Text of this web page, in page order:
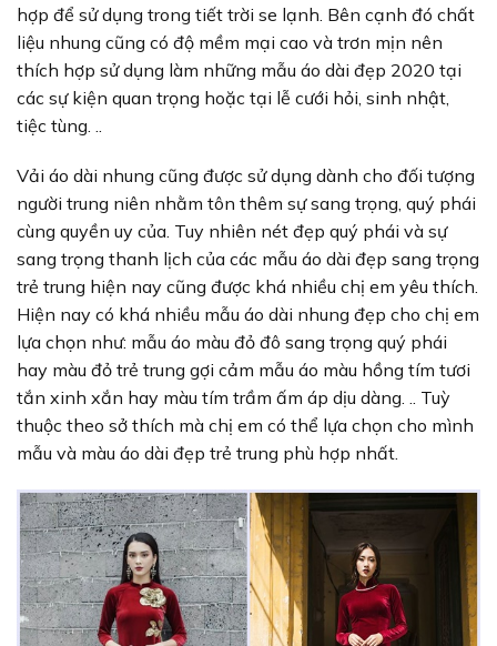
hợp để sử dụng trong tiết trời se lạnh. Bên cạnh đó chất
liệu nhung cũng có độ mềm mại cao và trơn mịn nên
thích hợp sử dụng làm những mẫu áo dài đẹp 2020 tại
các sự kiện quan trọng hoặc tại lễ cưới hỏi, sinh nhật,
tiệc tùng. ..
Vải áo dài nhung cũng được sử dụng dành cho đối tượng
người trung niên nhằm tôn thêm sự sang trọng, quý phái
cùng quyền uy của. Tuy nhiên nét đẹp quý phái và sự
sang trọng thanh lịch của các mẫu áo dài đẹp sang trọng
trẻ trung hiện nay cũng được khá nhiều chị em yêu thích.
Hiện nay có khá nhiều mẫu áo dài nhung đẹp cho chị em
lựa chọn như: mẫu áo màu đỏ đô sang trọng quý phái
hay màu đỏ trẻ trung gợi cảm mẫu áo màu hồng tím tươi
tắn xinh xắn hay màu tím trầm ấm áp dịu dàng. .. Tuỳ
thuộc theo sở thích mà chị em có thể lựa chọn cho mình
mẫu và màu áo dài đẹp trẻ trung phù hợp nhất.